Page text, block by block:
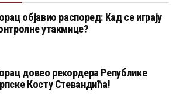
објавио распоред: Кад се играју
утакмице?
довео рекордера Републике
Косту Стевандића!